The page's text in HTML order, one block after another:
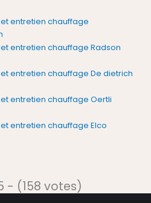
entretien chauffage
entretien chauffage Radson
entretien chauffage De dietrich
entretien chauffage Oertli
entretien chauffage Elco
- (158 votes)